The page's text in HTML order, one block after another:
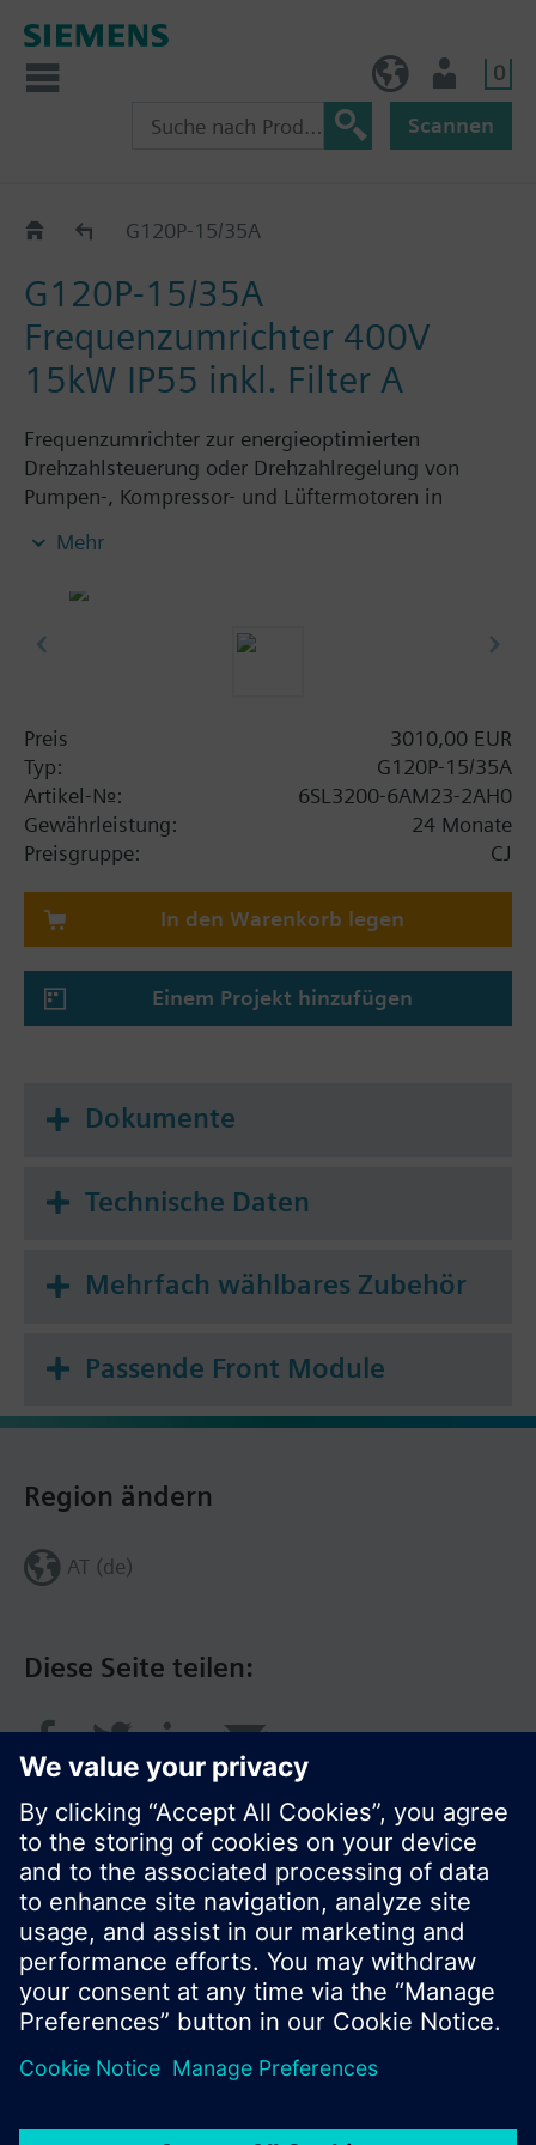
0
Scannen
G120P..5AG120P-15/35A
G120P-15/35A
Frequenzumrichter 400V
15kW IP55 inkl. Filter A
Frequenzumrichter zur energieoptimierten
Drehzahlsteuerung oder Drehzahlregelung von
Pumpen-, Kompressor- und Lüftermotoren in
Power Module PM230, Control Unit CU230P-2-BT
Weitere Informationen
Mehr
Preis
3010,00 EUR
Typ:
G120P-15/35A
Artikel-Nr.:
6SL3200-6AM23-2AH0
Gewährleistung:
24 Monate
Preisgruppe:
CJ
In den Warenkorb legen
Einem Projekt hinzufügen
Dokumente
Technische Daten
Mehrfach wählbares Zubehör
Passende Front Module
Diese Seite teilen:
Region ändern
AT (de)
© Siemens Schweiz AG 2016
Produktangebot und Preise können pro Land